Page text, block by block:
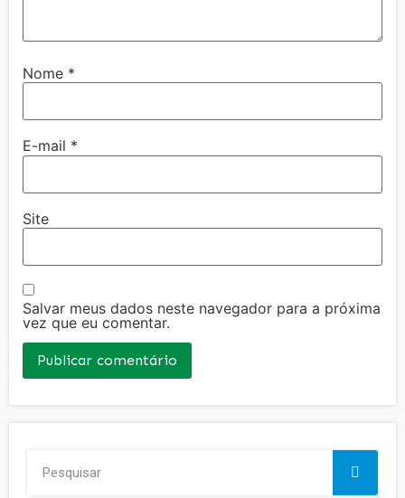
Nome *
E-mail *
Site
Salvar meus dados neste navegador para a próxima
vez que eu comentar.